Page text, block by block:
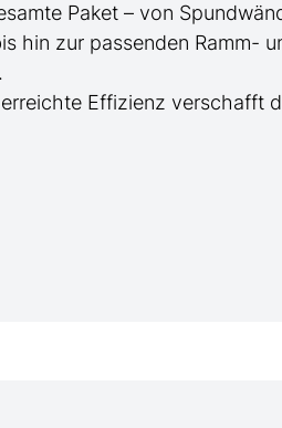
Paket – von
hin zur passenden Ramm-
Effizienz verschafft